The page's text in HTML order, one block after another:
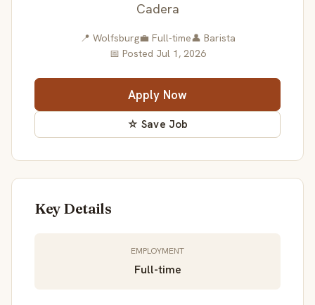
Cadera
📍 Wolfsburg💼 Full-time👤 Barista
📅 Posted Jul 1, 2026
Apply Now
☆ Save Job
Key Details
EMPLOYMENT
Full-time